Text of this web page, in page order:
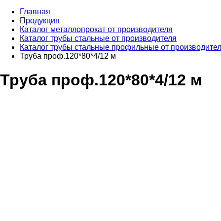
Главная
Продукция
Каталог металлопрокат от производителя
Каталог трубы стальные от производителя
Каталог трубы стальные профильные от
Труба проф.120*80*4/12 м
Труба проф.120*80*4/12 м